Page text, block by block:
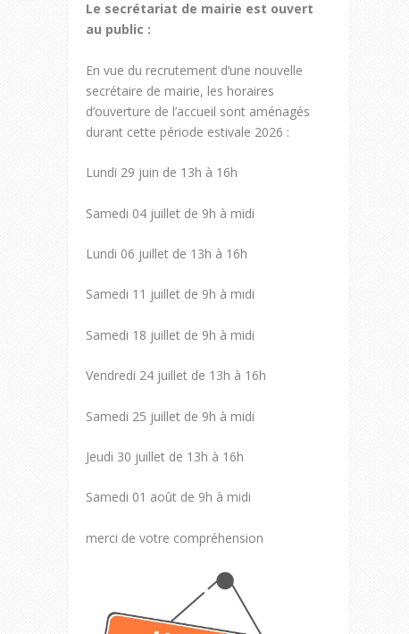
Le secrétariat de mairie est ouvert
au public :
En vue du recrutement d’une nouvelle
secrétaire de mairie, les horaires
d’ouverture de l’accueil sont aménagés
durant cette période estivale 2026 :
Lundi 29 juin de 13h à 16h
Samedi 04 juillet de 9h à midi
Lundi 06 juillet de 13h à 16h
Samedi 11 juillet de 9h à midi
Samedi 18 juillet de 9h à midi
Vendredi 24 juillet de 13h à 16h
Samedi 25 juillet de 9h à midi
Jeudi 30 juillet de 13h à 16h
Samedi 01 août de 9h à midi
merci de votre compréhension